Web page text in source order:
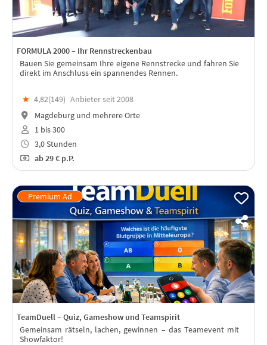
FORMULA 2000 – Ihr Rennstreckenbau
Bauen Sie gemeinsam Ihre eigene Rennstrecke und fahren Sie
direkt im Anschluss ein spannendes Rennen.
★ 4,82(149) Anbieter seit 2008
Magdeburg und mehrere Orte
1 bis 300
3,0 Stunden
ab29 € p.P.
TeamDuell – Quiz, Gameshow und Teamspirit
Gemeinsam rätseln, lachen, gewinnen – das Teamevent mit
Showfaktor!